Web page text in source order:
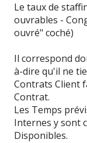
Le taux de
ouvrables -
ouvré" coché)
Il correspond
à-dire qu'il ne
Contrats Client
Contrat.
Les Temps
Internes y sont
Disponibles.